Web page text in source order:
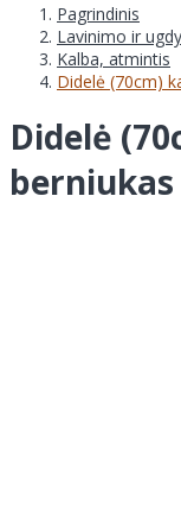
Pagrindinis
Lavinimo ir
Kalba, atmintis
Didelė (70cm)
Didelė
berniukas